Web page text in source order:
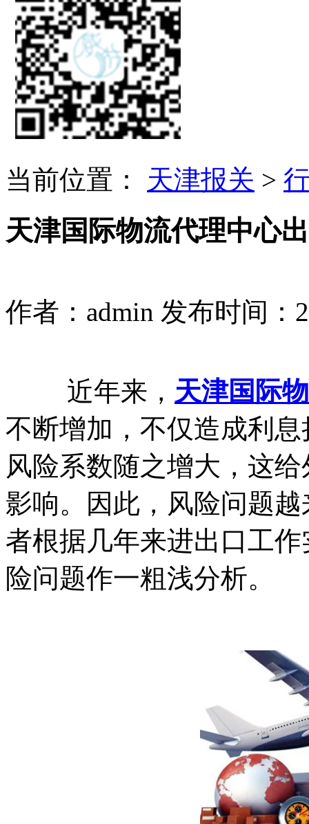
当前位置： 天津报关 >
天津国际物流代理中心
作者：admin 发布时间：
近年来， 天津国际
不断增加，不仅造成利
风险系数随之增大，这
影响。因此，风险问题
者根据几年来进出口工
险问题作一粗浅分析。